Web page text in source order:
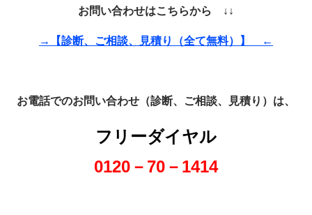
お問い合わせはこちらから ↓↓
→【診断、ご相談、見積り（全て無料）】 ←
お電話でのお問い合わせ（診断、ご相談、見積り）は、
フリーダイヤル
0120－70－1414